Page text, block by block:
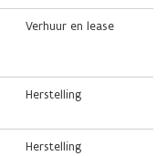
Verhuur en lease
Herstelling
Herstelling